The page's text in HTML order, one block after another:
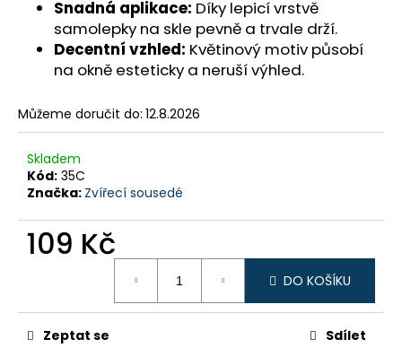
Snadná aplikace: Díky lepicí vrstvě
samolepky na skle pevně a trvale drží.
Decentní vzhled: Květinový motiv působí
na okně esteticky a neruší výhled.
Můžeme doručit do: 12.8.2026
Skladem
Kód: 35C
Značka: Zvířecí sousedé
109 Kč
DO KOŠÍKU
Zeptat se Sdílet
m
e